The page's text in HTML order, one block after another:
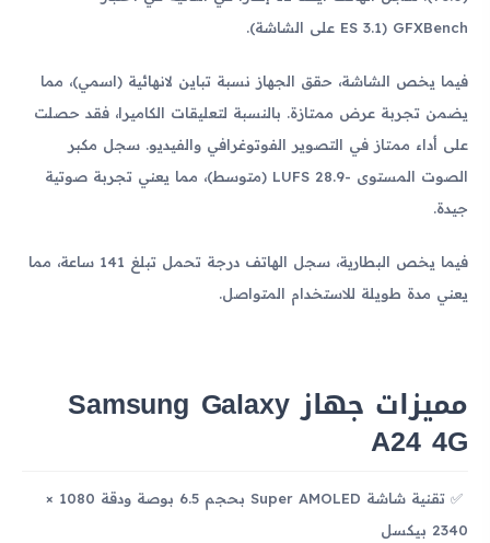
GFXBench (ES 3.1 على الشاشة).
فيما يخص الشاشة، حقق الجهاز نسبة تباين لانهائية (اسمي)، مما
يضمن تجربة عرض ممتازة. بالنسبة لتعليقات الكاميرا، فقد حصلت
على أداء ممتاز في التصوير الفوتوغرافي والفيديو. سجل مكبر
الصوت المستوى -28.9 LUFS (متوسط)، مما يعني تجربة صوتية
جيدة.
فيما يخص البطارية، سجل الهاتف درجة تحمل تبلغ 141 ساعة، مما
يعني مدة طويلة للاستخدام المتواصل.
مميزات جهاز Samsung Galaxy
A24 4G
تقنية شاشة Super AMOLED بحجم 6.5 بوصة ودقة 1080 ×
2340 بيكسل